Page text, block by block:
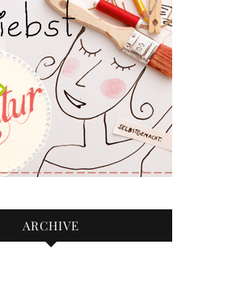
ARCHIVE